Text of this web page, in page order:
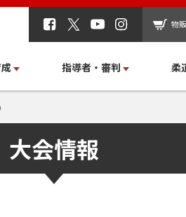
物販
指導者・審判 柔
大会情報